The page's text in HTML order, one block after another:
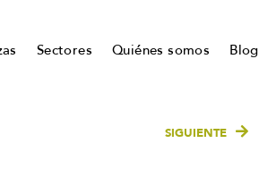
Sectores Quiénes somos Blog
SIGUIENTE